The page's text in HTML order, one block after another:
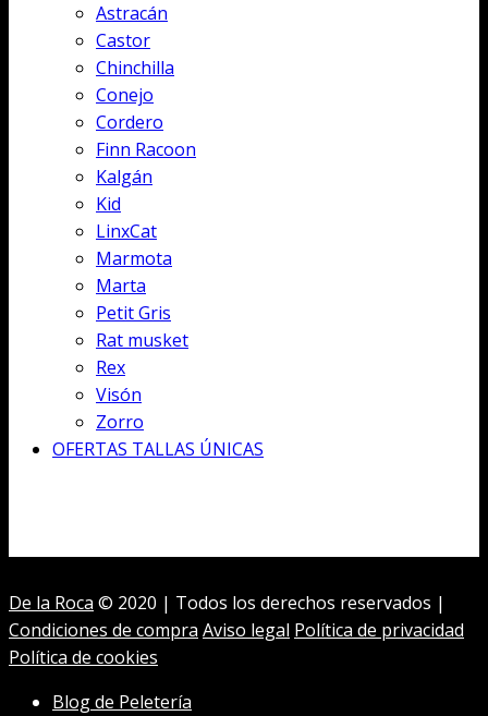
Astracán
Castor
Chinchilla
Conejo
Cordero
Finn Racoon
Kalgán
Kid
LinxCat
Marmota
Marta
Petit Gris
Rat musket
Rex
Visón
Zorro
OFERTAS TALLAS ÚNICAS
De la Roca © 2020 | Todos los derechos reservados |
Condiciones de compra Aviso legal Política de privacidad
Política de cookies
Blog de Peletería